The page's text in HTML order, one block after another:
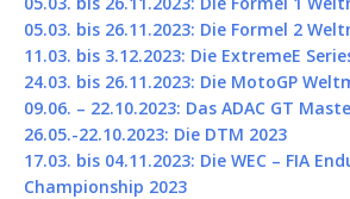
05.03. bis 26.11.2023: Die Formel 2
11.03. bis 3.12.2023: Die ExtremeE
24.03. bis 26.11.2023: Die MotoGP
09.06. – 22.10.2023: Das ADAC GT
26.05.-22.10.2023: Die DTM 2023
17.03. bis 04.11.2023: Die WEC – FIA
Championship 2023